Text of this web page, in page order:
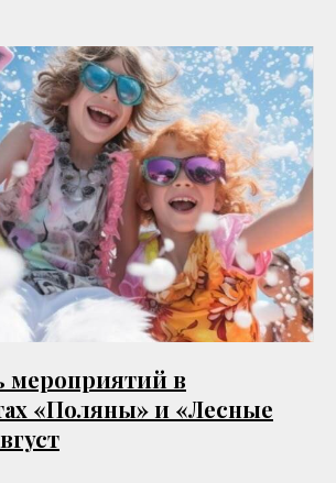
мероприятий в
«Поляны» и «Лесные